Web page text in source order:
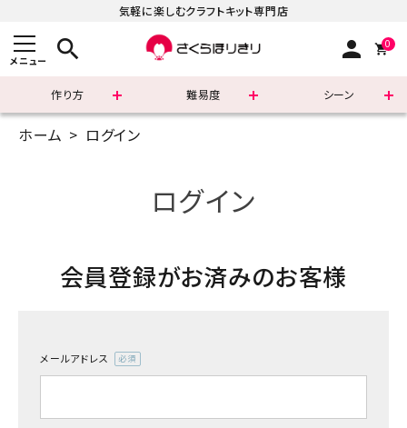
気軽に楽しむクラフトキット専門店
メニュー search person 0
作り方 難易度 シーン
まずはこちら
すべての商品
診断チャート
ジャンルで選ぶ
ホーム ログイン
ログイン
会員登録がお済みのお客様
メールアドレス
(必